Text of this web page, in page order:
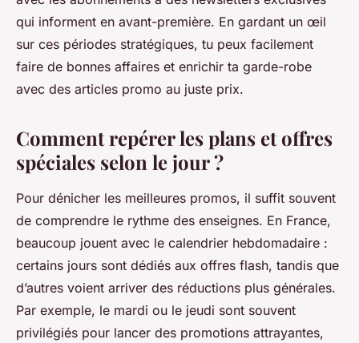
qui informent en avant-première. En gardant un œil
sur ces périodes stratégiques, tu peux facilement
faire de bonnes affaires et enrichir ta garde-robe
avec des articles promo au juste prix.
Comment repérer les plans et offres
spéciales selon le jour ?
Pour dénicher les meilleures promos, il suffit souvent
de comprendre le rythme des enseignes. En France,
beaucoup jouent avec le calendrier hebdomadaire :
certains jours sont dédiés aux offres flash, tandis que
d’autres voient arriver des réductions plus générales.
Par exemple, le mardi ou le jeudi sont souvent
privilégiés pour lancer des promotions attrayantes,